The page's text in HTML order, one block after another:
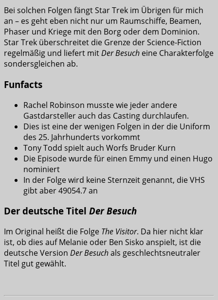
Bei solchen Folgen fängt Star Trek im Übrigen für mich
an – es geht eben nicht nur um Raumschiffe, Beamen,
Phaser und Kriege mit den Borg oder dem Dominion.
Star Trek überschreitet die Grenze der Science-Fiction
regelmäßig und liefert mitDer Besuch eine Charakterfolge
sondersgleichen ab.
Funfacts
Rachel Robinson musste wie jeder andere
Gastdarsteller auch das Casting durchlaufen.
Dies ist eine der wenigen Folgen in der die Uniform
des 25. Jahrhunderts vorkommt
Tony Todd spielt auch Worfs Bruder Kurn
Die Episode wurde für einen Emmy und einen Hugo
nominiert
In der Folge wird keine Sternzeit genannt, die VHS
gibt aber 49054.7 an
Der deutsche Titel Der Besuch
Im Original heißt die Folge The Visitor. Da hier nicht klar
ist, ob dies auf Melanie oder Ben Sisko anspielt, ist die
deutsche Version Der Besuchals geschlechtsneutraler
Titel gut gewählt.